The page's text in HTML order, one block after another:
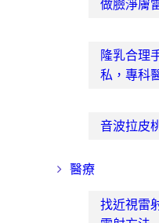
做臉淨膚
隆乳合理
私，專科
音波拉皮
醫療
找近視雷